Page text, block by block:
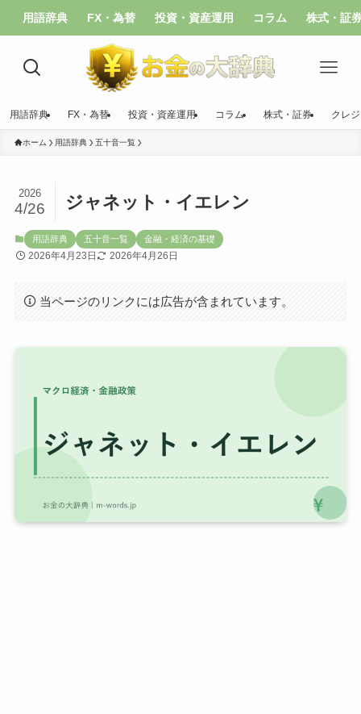
用語辞典 FX・為替 投資・資産運用 コラム 株式・証
用語辞典 FX・為替 投資・資産運用 コラム 株式・証券 クレ
ホーム 用語辞典 五十音一覧
ジャネット・イエレン
2026
4/26
用語辞典 五十音一覧 金融・経済の基礎
2026年4月23日 2026年4月26日
当ページのリンクには広告が含まれています。